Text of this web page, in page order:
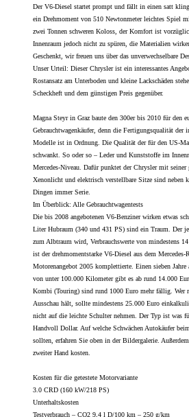
Der V6-Diesel startet prompt und fällt in einen satt
ein Drehmoment von 510 Newtonmeter leichtes Spiel
zwei Tonnen schweren Koloss, der Komfort ist
Innenraum jedoch nicht zu spüren, die Materialien
Geschenkt, wir freuen uns über das unverwechselbare
Unser Urteil: Dieser Chrysler ist ein interessantes
Rostansatz am Unterboden und kleine Lackschäden
Scheckheft und dem günstigen Preis gegenüber.
Magna Steyr in Graz baute den 300er bis 2010 für den
Gebrauchtwagenkäufer, denn die Fertigungsqualität der
Modelle ist in Ordnung. Die Qualität der für den US-
schwankt. So oder so – Leder und Kunststoffe im
Mercedes-Niveau. Dafür punktet der Chrysler mit
Xenonlicht und elektrisch verstellbare Sitze sind neben
Dingen immer Serie.
Im Überblick: Alle Gebrauchtwagentests
Die bis 2008 angebotenen V6-Benziner wirken etwas
Liter Hubraum (340 und 431 PS) sind ein Traum. Der
zum Albtraum wird, Verbrauchswerte von mindestens
ist der drehmomentstarke V6-Diesel aus dem Mercedes-
Motorenangebot 2005 komplettierte. Einen sieben
von unter 100.000 Kilometer gibt es ab rund 14.000
Kombi (Touring) sind rund 1000 Euro mehr fällig. Wer
Ausschau hält, sollte mindestens 25.000 Euro
nicht auf die leichte Schulter nehmen. Der Typ ist was
Handvoll Dollar. Auf welche Schwächen Autokäufer
sollten, erfahren Sie oben in der Bildergalerie.
zweiter Hand kosten.
Kosten für die getestete Motorvariante
3.0 CRD (160 kW/218 PS)
Unterhaltskosten
Testverbrauch – CO2 9,4 l D/100 km – 250 g/km